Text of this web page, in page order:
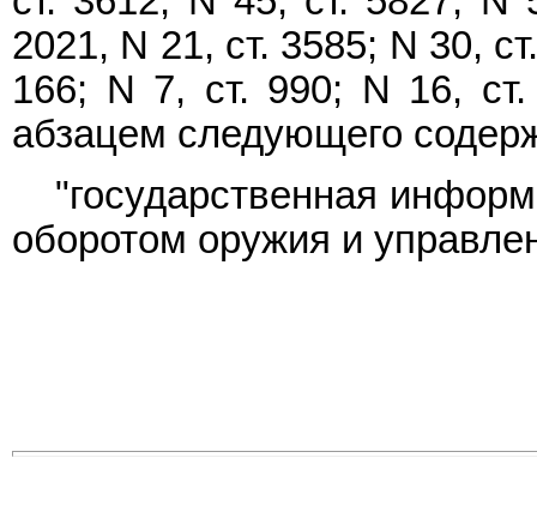
2021, N 21, ст. 3585; N 30,
166; N 7, ст. 990; N 16,
абзацем следующего
"государственная
оборотом оружия и